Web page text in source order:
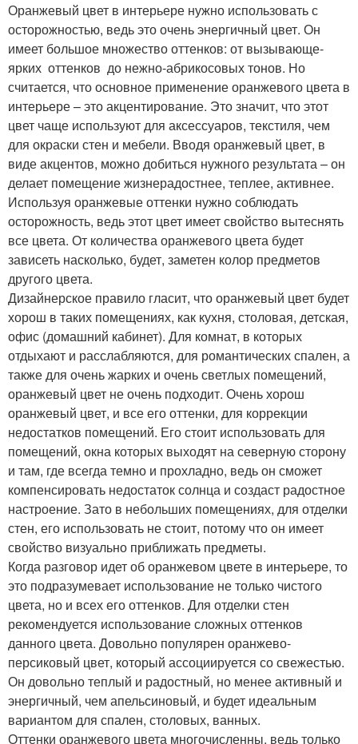
Оранжевый цвет в интерьере нужно использовать с
осторожностью, ведь это очень энергичный цвет. Он
имеет большое множество оттенков: от вызывающе-
ярких оттенков до нежно-абрикосовых тонов. Но
считается, что основное применение оранжевого цвета в
интерьере – это акцентирование. Это значит, что этот
цвет чаще используют для аксессуаров, текстиля, чем
для окраски стен и мебели. Вводя оранжевый цвет, в
виде акцентов, можно добиться нужного результата – он
делает помещение жизнерадостнее, теплее, активнее.
Используя оранжевые оттенки нужно соблюдать
осторожность, ведь этот цвет имеет свойство вытеснять
все цвета. От количества оранжевого цвета будет
зависеть насколько, будет, заметен колор предметов
другого цвета.
Дизайнерское правило гласит, что оранжевый цвет будет
хорош в таких помещениях, как кухня, столовая, детская,
офис (домашний кабинет). Для комнат, в которых
отдыхают и расслабляются, для романтических спален, а
также для очень жарких и очень светлых помещений,
оранжевый цвет не очень подходит. Очень хорош
оранжевый цвет, и все его оттенки, для коррекции
недостатков помещений. Его стоит использовать для
помещений, окна которых выходят на северную сторону
и там, где всегда темно и прохладно, ведь он сможет
компенсировать недостаток солнца и создаст радостное
настроение. Зато в небольших помещениях, для отделки
стен, его использовать не стоит, потому что он имеет
свойство визуально приближать предметы.
Когда разговор идет об оранжевом цвете в интерьере, то
это подразумевает использование не только чистого
цвета, но и всех его оттенков. Для отделки стен
рекомендуется использование сложных оттенков
данного цвета. Довольно популярен оранжево-
персиковый цвет, который ассоциируется со свежестью.
Он довольно теплый и радостный, но менее активный и
энергичный, чем апельсиновый, и будет идеальным
вариантом для спален, столовых, ванных.
Оттенки оранжевого цвета многочисленны, ведь только